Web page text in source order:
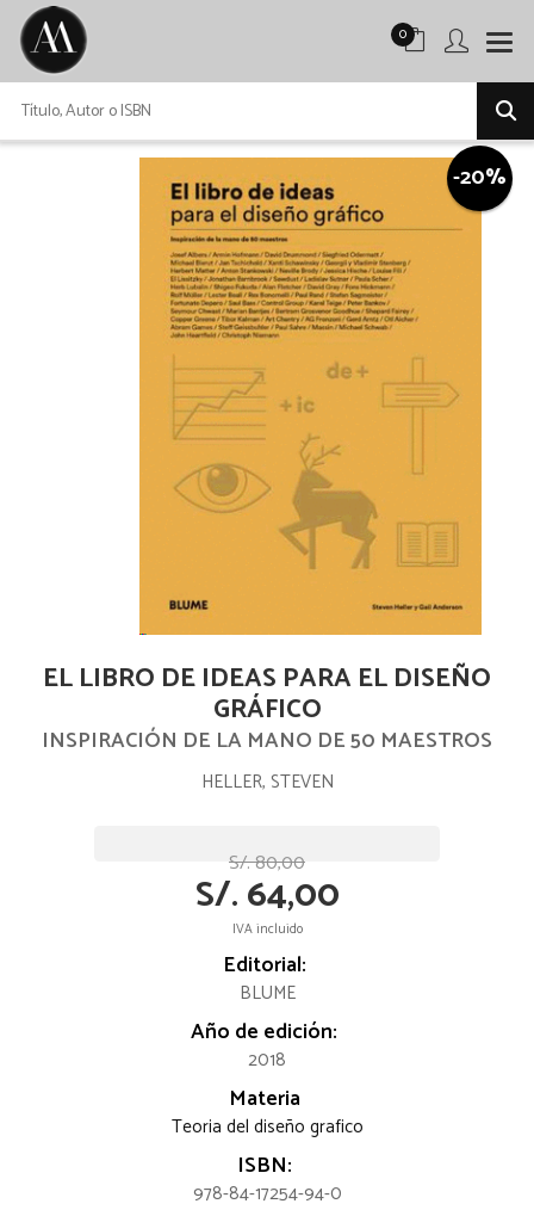
0
-20%
EL LIBRO DE IDEAS PARA EL DISEÑO
GRÁFICO
INSPIRACIÓN DE LA MANO DE 50 MAESTROS
HELLER, STEVEN
S/. 80,00
S/. 64,00
IVA incluido
Editorial:
BLUME
Año de edición:
2018
Materia
Teoria del diseño grafico
ISBN:
978-84-17254-94-0